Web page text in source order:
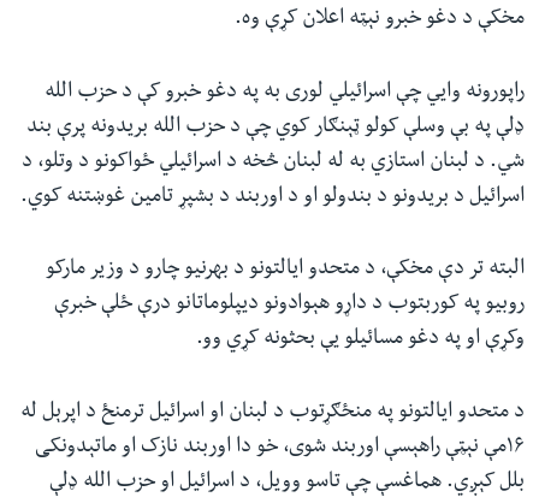
مخکې د دغو خبرو نېټه اعلان کړې وه.
راپورونه وايي چې اسرائيلي لوری به په دغو خبرو کې د حزب الله
ډلې په بې وسلې کولو ټېنګار کوي چې د حزب الله بریدونه پرې بند
شي. د لبنان استازي به له لبنان څخه د اسرائیلي ځواکونو د وتلو، د
اسرائیل د بریدونو د بندولو او د اوربند د بشپړ تامین غوښتنه کوي.
البته تر دې مخکې، د متحدو ایالتونو د بهرنیو چارو د وزیر مارکو
روبیو په کوربتوب د داړو هېوادونو دیپلوماتانو درې ځلې خبرې
وکړې او په دغو مسائیلو یې بحثونه کړي وو.
د متحدو ایالتونو په منځګړتوب د لبنان او اسرائیل ترمنځ د اپرېل له
۱۶مې نېټې راهېسې اوربند شوی، خو دا اوربند نازک او ماتېدونکی
بلل کېږي. هماغسې چې تاسو وویل، د اسرائيل او حزب الله ډلې